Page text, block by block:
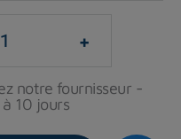
+
notre fournisseur -
à 10 jours